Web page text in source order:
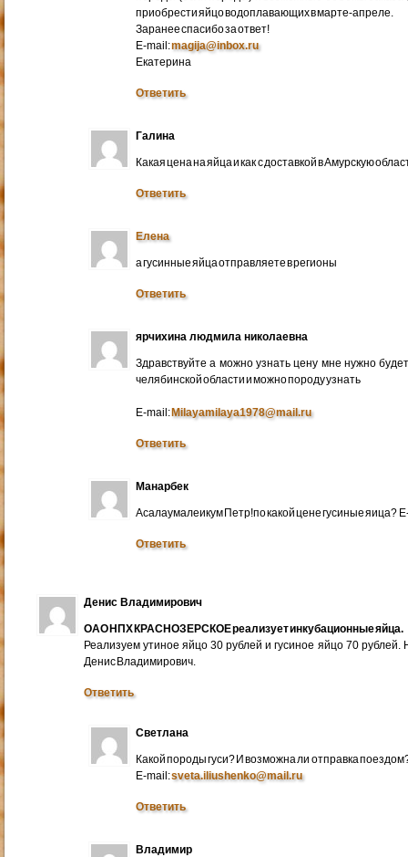
приобрести яйцо водоплавающих в марте-апреле.
Заранее спасибо за ответ!
E-mail:magija@inbox.ru
Екатерина
Ответить
Галина
Какая цена на яйца и как с доставкой в Амурскую
Ответить
Елена
а гусинные яйца отправляете в регионы
Ответить
ярчихина людмила николаевна
Здравствуйте а можно узнать цену мне нужно
челябинской области и можно породу узнать
E-mail:Milayamilaya1978@mail.ru
Ответить
Манарбек
Асалаумалеикум Петр!по какой цене гусиные яица?
Ответить
Денис Владимирович
ОАО НПХ КРАСНОЗЕРСКОЕ реализует инкубационные яйца.
Реализуем утиное яйцо 30 рублей и гусиное яйцо 70
Денис Владимирович.
Ответить
Светлана
Какой породы гуси? И возможна ли отправка
E-mail:sveta.iliushenko@mail.ru
Ответить
Владимир